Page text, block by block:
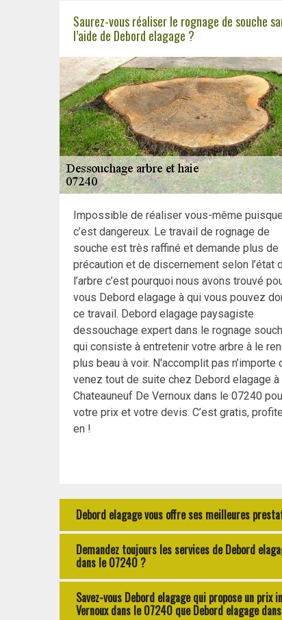
Saurez-vous réaliser le rognage de souche
l’aide de Debord elagage ?
Impossible de réaliser vous-même puisque
c’est dangereux. Le travail de rognage de
souche est très raffiné et demande plus de
précaution et de discernement selon l’état
l’arbre c’est pourquoi nous avons trouvé
vous Debord elagage à qui vous pouvez
ce travail. Debord elagage paysagiste
dessouchage expert dans le rognage
qui consiste à entretenir votre arbre à le
plus beau à voir. N'accomplit pas n’importe
venez tout de suite chez Debord elagage à
Chateauneuf De Vernoux dans le 07240
votre prix et votre devis. C’est gratis,
en !
Debord elagage vous offre ses meilleures
Demandez toujours les services de Debord
dans le 07240 ?
Savez-vous Debord elagage qui propose un
Vernoux dans le 07240 que Debord elagage